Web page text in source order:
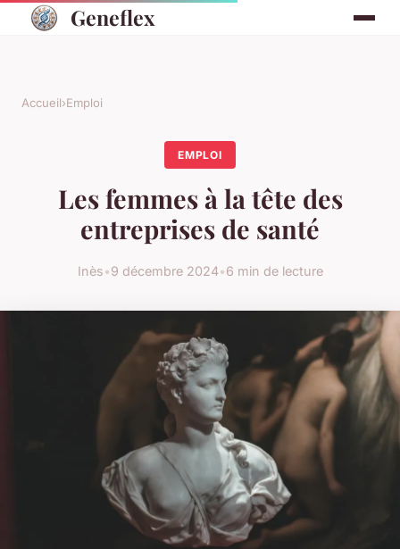
Geneflex
Accueil›Emploi
EMPLOI
Les femmes à la tête des
entreprises de santé
Inès•9 décembre 2024•6 min de lecture